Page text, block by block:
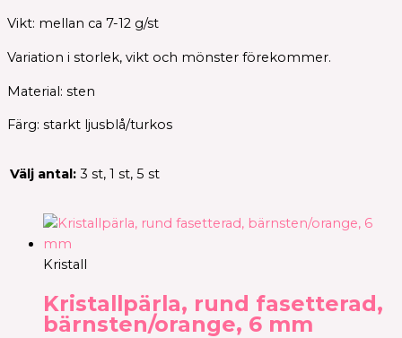
Vikt: mellan ca 7-12 g/st
Variation i storlek, vikt och mönster förekommer.
Material: sten
Färg: starkt ljusblå/turkos
Välj antal: 3 st, 1 st, 5 st
Kristall
Kristallpärla, rund fasetterad,
bärnsten/orange, 6 mm